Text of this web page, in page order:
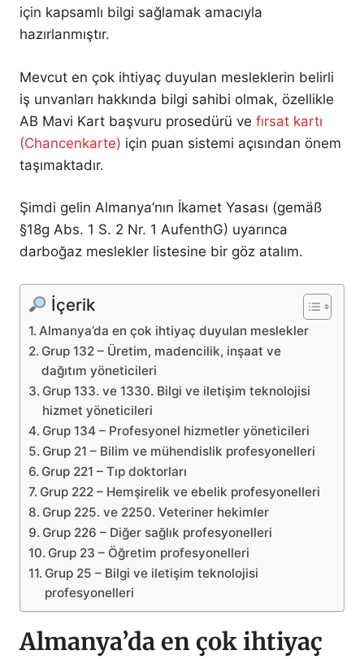
için kapsamlı bilgi sağlamak amacıyla
hazırlanmıştır.
Mevcut en çok ihtiyaç duyulan mesleklerin belirli
iş unvanları hakkında bilgi sahibi olmak, özellikle
AB Mavi Kart başvuru prosedürü ve fırsat kartı
(Chancenkarte) için puan sistemi açısından önem
taşımaktadır.
Şimdi gelin Almanya’nın İkamet Yasası (gemäß
§18g Abs. 1 S. 2 Nr. 1 AufenthG) uyarınca
darboğaz meslekler listesine bir göz atalım.
İçerik
Almanya’da en çok ihtiyaç duyulan meslekler
Grup 132 – Üretim, madencilik, inşaat ve
dağıtım yöneticileri
Grup 133. ve 1330. Bilgi ve iletişim teknolojisi
hizmet yöneticileri
Grup 134 – Profesyonel hizmetler yöneticileri
Grup 21 – Bilim ve mühendislik profesyonelleri
Grup 221 – Tıp doktorları
Grup 222 – Hemşirelik ve ebelik profesyonelleri
Grup 225. ve 2250. Veteriner hekimler
Grup 226 – Diğer sağlık profesyonelleri
Grup 23 – Öğretim profesyonelleri
Grup 25 – Bilgi ve iletişim teknolojisi
profesyonelleri
Almanya’da en çok ihtiyaç